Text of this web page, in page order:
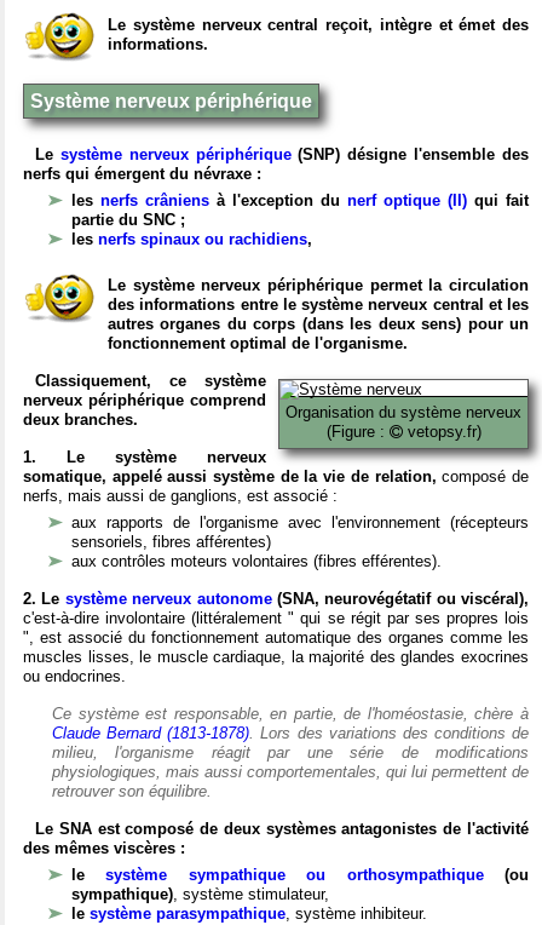
Le système nerveux central reçoit, intègre et émet des
informations.
Système nerveux périphérique
Le système nerveux périphérique(SNP) désigne l'ensemble des
nerfs qui émergent du névraxe :
les nerfs crâniens à l'exception du nerf optique (II) qui fait
partie du SNC ;
les nerfs spinaux ou rachidiens,
Le système nerveux périphérique permet la circulation
des informations entre le système nerveux central et les
autres organes du corps (dans les deux sens) pour un
fonctionnement optimal de l'organisme.
Organisation du système nerveux
(Figure :
vetopsy.fr)
Classiquement, ce système
nerveux périphérique comprend
deux branches.
1. Le système nerveux
somatique, appelé aussi système de la vie de relation, composé de
nerfs, mais aussi de ganglions, est associé :
aux rapports de l'organisme avec l'environnement (récepteurs
sensoriels, fibres afférentes)
aux contrôles moteurs volontaires (fibres efférentes).
2. Le système nerveux autonome(SNA, neurovégétatif ou viscéral),
c'est-à-dire involontaire (littéralement " qui se régit par ses propres lois
", est associé du fonctionnement automatique des organes comme les
muscles lisses, le muscle cardiaque, la majorité des glandes exocrines
ou endocrines.
Ce système est responsable, en partie, de l'homéostasie, chère à
Claude Bernard (1813-1878). Lors des variations des conditions de
milieu, l'organisme réagit par une série de modifications
physiologiques, mais aussi comportementales, qui lui permettent de
retrouver son équilibre.
Le SNA est composé de deux systèmes antagonistes de l'activité
des mêmes viscères :
lesystème sympathique ou orthosympathique(ou
sympathique), système stimulateur,
le système parasympathique, système inhibiteur.